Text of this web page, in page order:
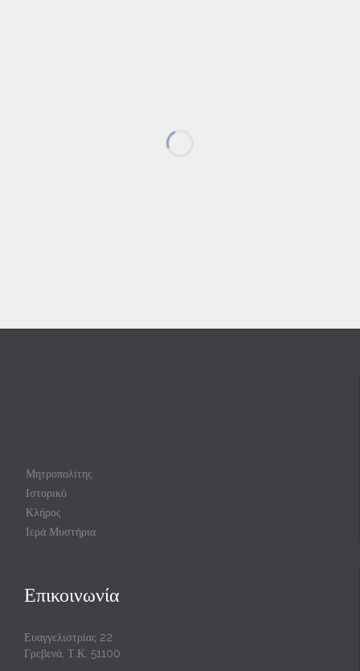
Μητροπολίτης
Ιστορικό
Κλήρος
Ιερά Μυστήρια
Επικοινωνία
Ευαγγελιστρίας 22
Γρεβενά, Τ.Κ. 51100